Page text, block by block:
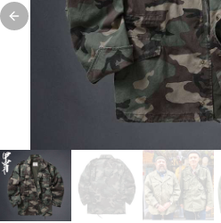
Previous slide